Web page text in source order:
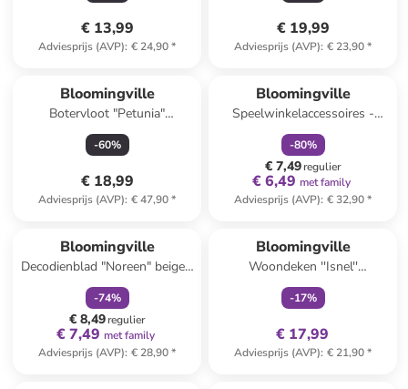
€ 13,99
Adviesprijs (AVP): € 24,90*
€ 19,99
Adviesprijs (AVP): € 23,90*
Bloomingville
Botervloot "Petunia"
blauw/wit - (B)17 x (H)7 x
(D)12 cm
-60%
€ 18,99
Adviesprijs (AVP): € 47,90*
Bloomingville
Speelwinkelaccessoires -
vanaf 3 jaar
-80%
€ 7,49regulier
€ 6,49 met family
Adviesprijs (AVP): € 32,90*
Bloomingville
Decodienblad "Noreen" beige -
Ø 29 cm
-74%
€ 8,49regulier
€ 7,49 met family
Adviesprijs (AVP): € 28,90*
Bloomingville
Woondeken ''Isnel''
meerkleurig - (L)160 x (B)130
cm
-17%
€ 17,99
Adviesprijs (AVP): € 21,90*